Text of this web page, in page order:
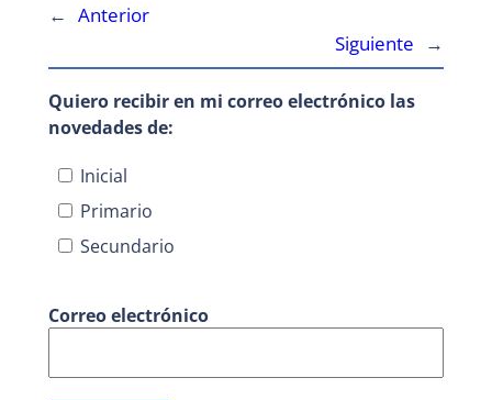
← Anterior
Siguiente
→
Quiero recibir en mi correo electrónico las
novedades de:
Inicial
Primario
Secundario
Correo electrónico